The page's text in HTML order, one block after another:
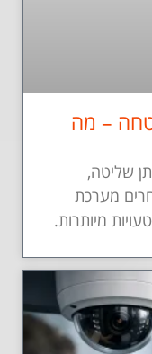
– מה
שליטה,
מערכת
מיותרות.